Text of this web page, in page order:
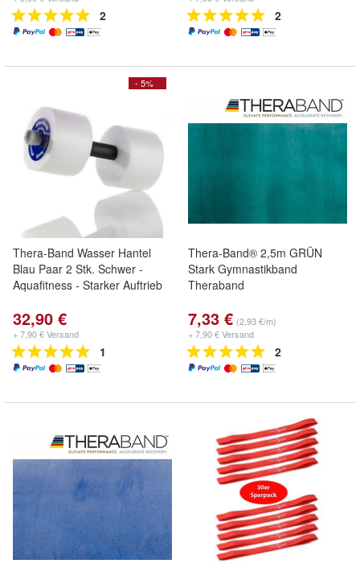
2 2
- 5%
Thera-Band Wasser Hantel
Blau Paar 2 Stk. Schwer -
Aquafitness - Starker Auftrieb
32,90 €
+ 7,90 € Versand
1
Thera-Band® 2,5m GRÜN
Stark Gymnastikband
Theraband
7,33 € (2,93 €/m)
+ 7,90 € Versand
2